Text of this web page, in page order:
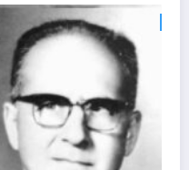
ثقافة